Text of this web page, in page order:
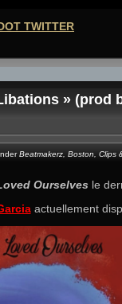
TWITTER
» (prod
Beatmakerz Boston
Clips
Ourselves le
actuellement